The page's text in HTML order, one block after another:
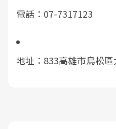
電話：07-7317123
地址：833高雄市鳥松